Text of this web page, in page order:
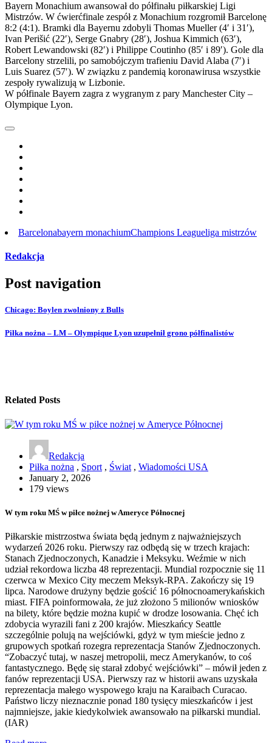
Bayern Monachium awansował do półfinału piłkarskiej Ligi
Mistrzów. W ćwierćfinale zespół z Monachium rozgromił Barcelonę
8:2 (4:1). Bramki dla Bayernu zdobyli Thomas Mueller (4′ i 31′),
Ivan Perišić (22′), Serge Gnabry (28′), Joshua Kimmich (63′),
Robert Lewandowski (82′) i Philippe Coutinho (85′ i 89′). Gole dla
Barcelony strzelili, po samobójczym trafieniu David Alaba (7′) i
Luis Suarez (57′). W związku z pandemią koronawirusa wszystkie
zespoły rywalizują w Lizbonie.
W półfinale Bayern zagra z wygranym z pary Manchester City –
Olympique Lyon.
Barcelonabayern monachiumChampions Leagueliga mistrzów
Redakcja
Post navigation
Chicago: Boylen zwolniony z Bulls
Piłka nożna – LM – Olympique Lyon uzupełnił grono półfinalistów
Related Posts
Redakcja
Piłka nożna , Sport , Świat , Wiadomości USA
January 2, 2026
179 views
W tym roku MŚ w piłce nożnej w Ameryce Północnej
Piłkarskie mistrzostwa świata będą jednym z najważniejszych
wydarzeń 2026 roku. Pierwszy raz odbędą się w trzech krajach:
Stanach Zjednoczonych, Kanadzie i Meksyku. Weźmie w nich
udział rekordowa liczba 48 reprezentacji. Mundial rozpocznie się 11
czerwca w Mexico City meczem Meksyk-RPA. Zakończy się 19
lipca. Narodowe drużyny będzie gościć 16 północnoamerykańskich
miast. FIFA poinformowała, że już złożono 5 milionów wniosków
na bilety, które będzie można kupić w drodze losowania. Chęć ich
zdobycia wyrazili fani z 200 krajów. Mieszkańcy Seattle
szczególnie polują na wejściówki, gdyż w tym mieście jedno z
grupowych spotkań rozegra reprezentacja Stanów Zjednoczonych.
“Zobaczyć tutaj, w naszej metropolii, mecz Amerykanów, to coś
fantastycznego. Będę się starał zdobyć wejściówki” – mówił jeden z
fanów reprezentacji USA. Pierwszy raz w historii awans uzyskała
reprezentacja małego wyspowego kraju na Karaibach Curacao.
Państwo liczy nieznacznie ponad 180 tysięcy mieszkańców i jest
najmniejsze, jakie kiedykolwiek awansowało na piłkarski mundial.
(IAR)